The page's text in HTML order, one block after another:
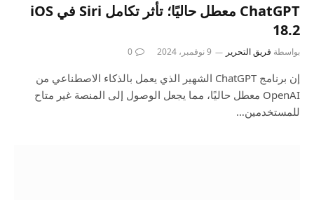
ChatGPT معطل حاليًا؛ تأثر تكامل Siri في iOS
18.2
بواسطة فريق التحرير 9 نوفمبر، 2024 0
إن برنامج ChatGPT الشهير الذي يعمل بالذكاء الاصطناعي من
OpenAI معطل حاليًا، مما يجعل الوصول إلى المنصة غير متاح
للمستخدمين…